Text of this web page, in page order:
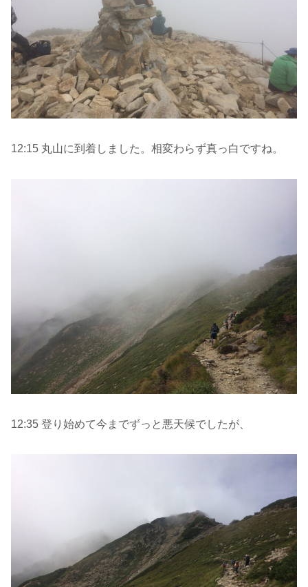
12:15 丸山に到着しました。相変わらず真っ白ですね。
12:35 登り始めて今までずっと悪天候でしたが、